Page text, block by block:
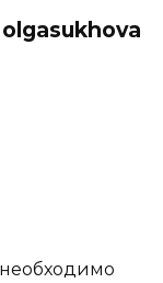
olgasukhova